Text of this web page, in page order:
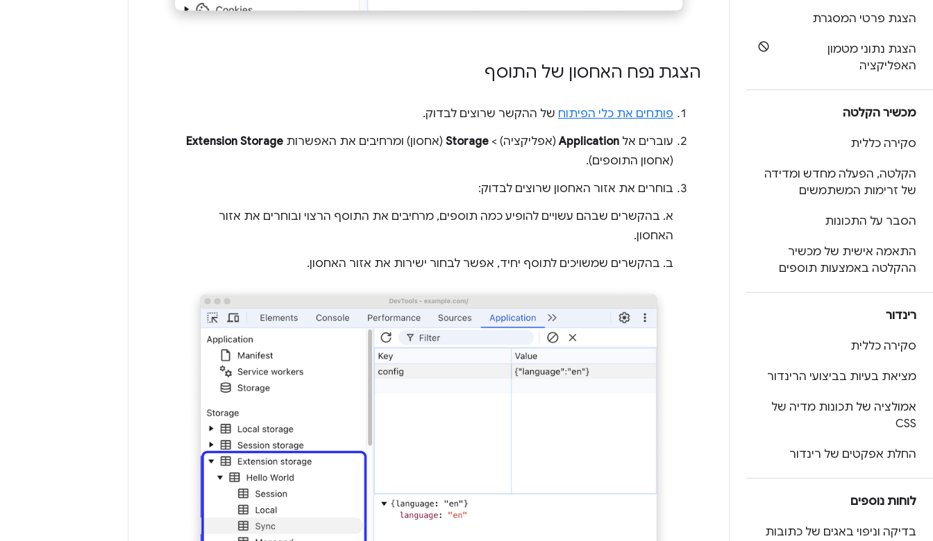
הצגת פרטי המסגרת
הצגת נתוני מטמון
האפליקציה
מכשיר הקלטה
סקירה כללית
הקלטה, הפעלה מחדש ומדידה
של זרימות המשתמשים
הסבר על התכונות
התאמה אישית של מכשיר
ההקלטה באמצעות תוספים
רינדור
סקירה כללית
מציאת בעיות בביצועי הרינדור
אמולציה של תכונות מדיה של
CSS
החלת אפקטים של רינדור
לוחות נוספים
בדיקה וניפוי באגים של כתובות
הצגת נפח האחסון של התוסף
פותחים את כלי הפיתוח של ההקשר שרוצים לבדוק.
עוברים אל Application(אפליקציה) > Storage (אחסון) ומרחיבים את האפשרות Extension Storage
(אחסון התוספים).
בוחרים את אזור האחסון שרוצים לבדוק:
א. בהקשרים שבהם עשויים להופיע כמה תוספים, מרחיבים את התוסף הרצוי ובוחרים את אזור
האחסון.
ב. בהקשרים שמשויכים לתוסף יחיד, אפשר לבחור ישירות את אזור האחסון.